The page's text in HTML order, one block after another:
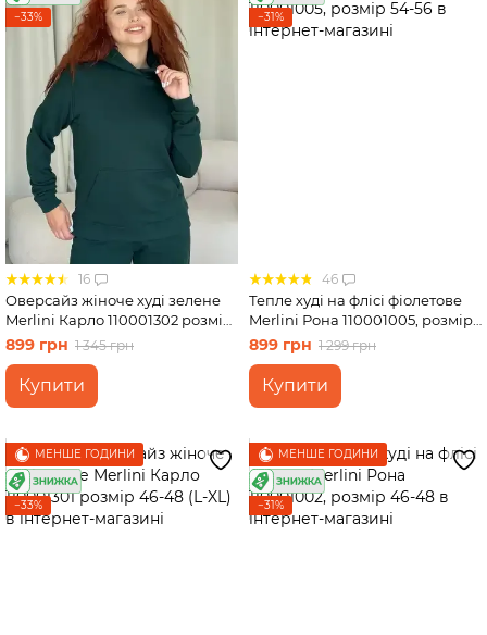
Спідниці Велосипедки
−33%
16
Оверсайз жіноче худі зелене
Merlini Карло 110001302 розмір
42-44 (S-M)
899 грн 1 345 грн
Купити
−31%
46
Тепле худі на флісі фіолетове
Merlini Рона 110001005, розмір
54-56
899 грн 1 299 грн
Купити
МЕНШЕ ГОДИНИ
−33%
МЕНШЕ ГОДИНИ
−31%